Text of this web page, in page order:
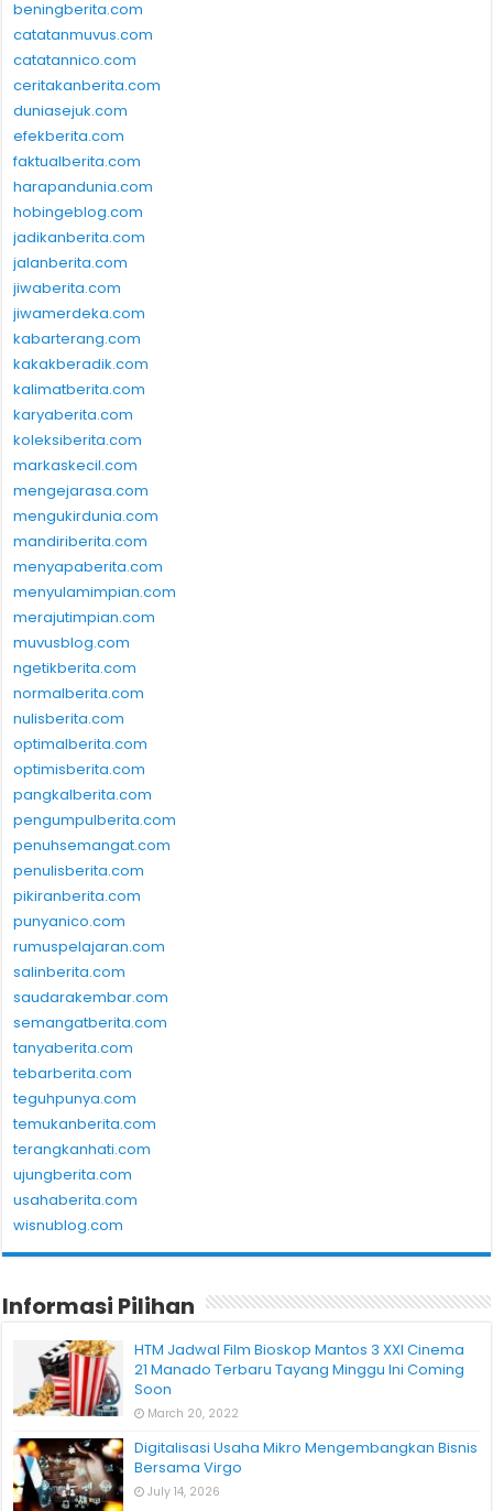
beningberita.com
catatanmuvus.com
catatannico.com
ceritakanberita.com
duniasejuk.com
efekberita.com
faktualberita.com
harapandunia.com
hobingeblog.com
jadikanberita.com
jalanberita.com
jiwaberita.com
jiwamerdeka.com
kabarterang.com
kakakberadik.com
kalimatberita.com
karyaberita.com
koleksiberita.com
markaskecil.com
mengejarasa.com
mengukirdunia.com
mandiriberita.com
menyapaberita.com
menyulamimpian.com
merajutimpian.com
muvusblog.com
ngetikberita.com
normalberita.com
nulisberita.com
optimalberita.com
optimisberita.com
pangkalberita.com
pengumpulberita.com
penuhsemangat.com
penulisberita.com
pikiranberita.com
punyanico.com
rumuspelajaran.com
salinberita.com
saudarakembar.com
semangatberita.com
tanyaberita.com
tebarberita.com
teguhpunya.com
temukanberita.com
terangkanhati.com
ujungberita.com
usahaberita.com
wisnublog.com
Informasi Pilihan
HTM Jadwal Film Bioskop Mantos 3 XXI Cinema
21 Manado Terbaru Tayang Minggu Ini Coming
Soon
March 20, 2022
Digitalisasi Usaha Mikro Mengembangkan Bisnis
Bersama Virgo
July 14, 2026